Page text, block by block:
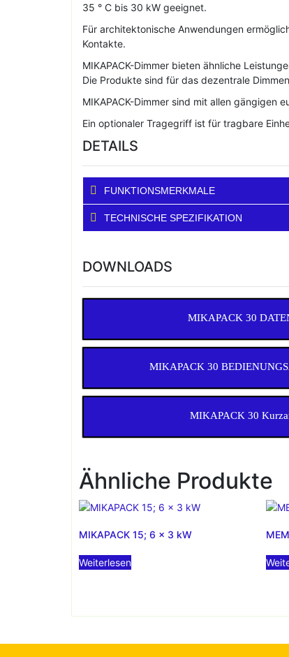
35 ° C bis 30 kW geeignet.
Für architektonische Anwendungen
Kontakte.
MIKAPACK-Dimmer bieten ähnliche
Die Produkte sind für das dezentrale
MIKAPACK-Dimmer sind mit allen gängigen
Ein optionaler Tragegriff ist für tragbare
DETAILS
FUNKTIONSMERKMALE
TECHNISCHE SPEZIFIKATION
DOWNLOADS
MIKAPACK 30
MIKAPACK 30
MIKAPACK 30
Ähnliche Produkte
MIKAPACK 15; 6 x 3 kW
Weiterlesen